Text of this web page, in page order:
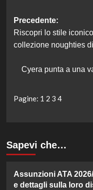
Navigazione
articolo
Precedente:
Riscopri lo stile
collezione noughties
Cyera punta a una
Pagine: 1 2 3 4
Sapevi che…
Assunzioni ATA
e dettagli sulla loro